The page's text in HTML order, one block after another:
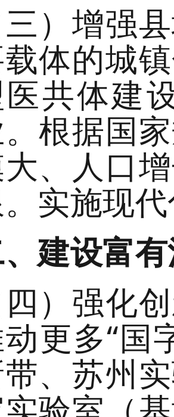
三）增强
体的城
共体建
根据国
、人口
实施现
建设富
四）强化
更多“国
、苏州